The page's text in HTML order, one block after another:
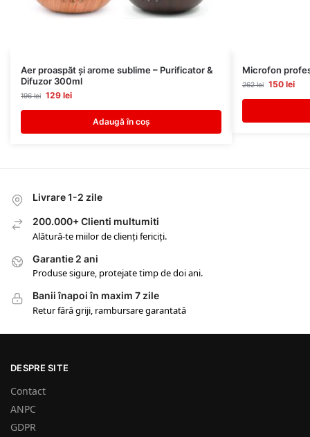
Aer proaspăt și arome sublime – Purificator &
Difuzor 300ml
196lei 129 lei
Adaugă în coș
Microfon
262lei 150 lei
Livrare 1-2 zile
200.000+ Clienti multumiti
Alătură-te miilor de clienți fericiți.
Garantie 2 ani
Produse sigure, protejate timp de doi ani.
Banii înapoi în maxim 7 zile
Retur fără griji, rambursare garantată
DESPRE SITE
Contact
ANPC
GDPR